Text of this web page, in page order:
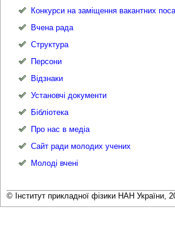
Конкурси на заміщення вакантних
Вчена рада
Структура
Персони
Відзнаки
Установчі документи
Бібліотека
Про нас в медіа
Сайт ради молодих учених
Молоді вчені
© Інститут прикладної фізики НАН України,